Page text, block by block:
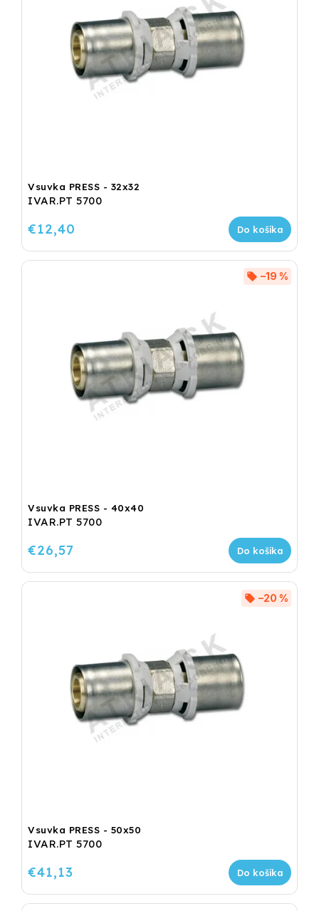
Vsuvka PRESS - 32x32
IVAR.PT 5700
€12,40 Do košíka
Vsuvka PRESS - 40x40
IVAR.PT 5700
–19 %
€26,57 Do košíka
Vsuvka PRESS - 50x50
IVAR.PT 5700
–20 %
€41,13 Do košíka